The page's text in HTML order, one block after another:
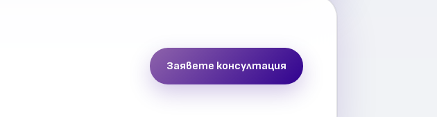
Заявете консултация